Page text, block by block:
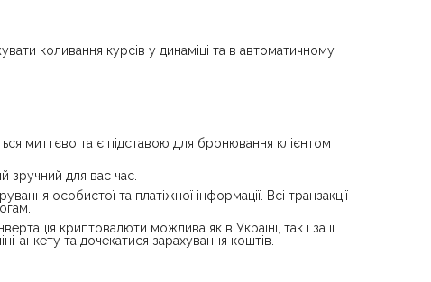
коливання курсів у динаміці та в автоматичному
миттєво та є підставою для бронювання клієнтом
зручний для вас час.
особистої та платіжної інформації. Всі транзакції
криптовалюти можлива як в Україні, так і за її
та дочекатися зарахування коштів.